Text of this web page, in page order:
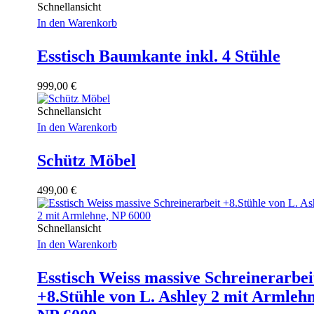
Schnellansicht
In den Warenkorb
Esstisch Baumkante inkl. 4 Stühle
999,00 €
Schnellansicht
In den Warenkorb
Schütz Möbel
499,00 €
Schnellansicht
In den Warenkorb
Esstisch Weiss massive
+8.Stühle von L. Ashley 2 mit